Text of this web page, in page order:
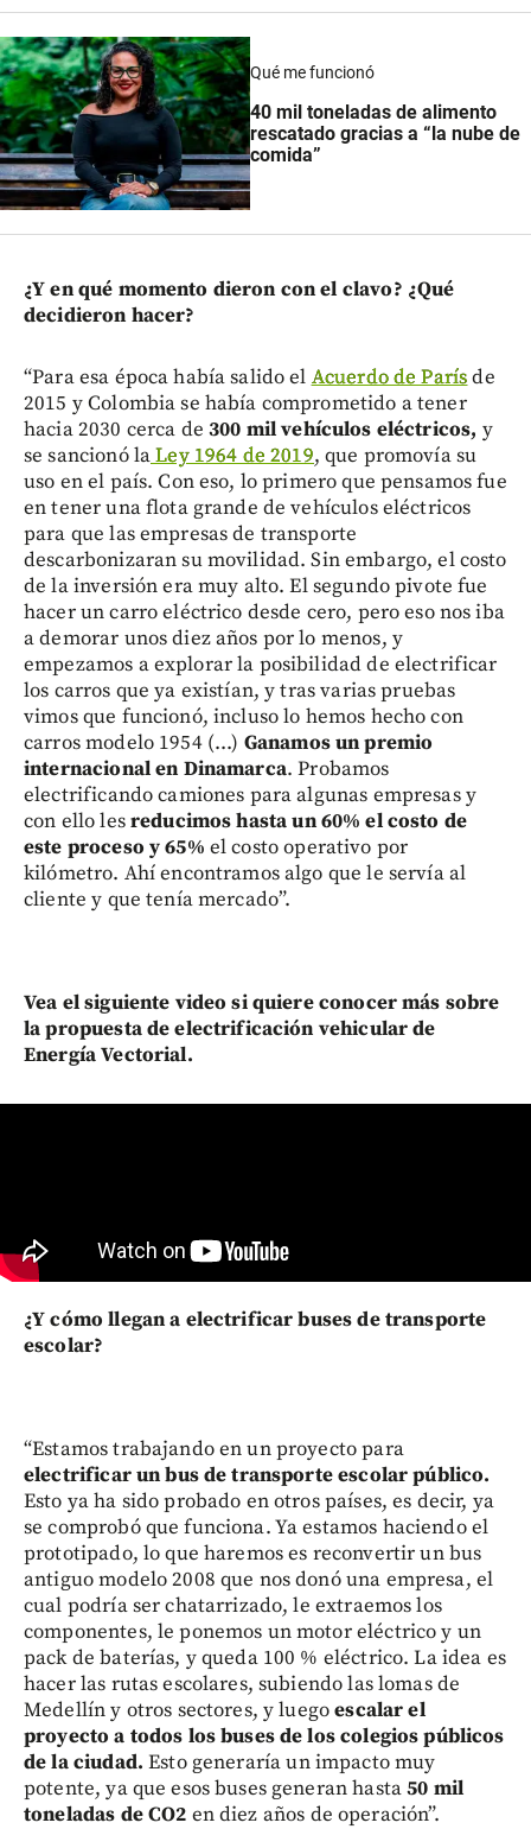
Qué me funcionó
40 mil toneladas de alimento
rescatado gracias a “la nube de
comida”
¿Y en qué momento dieron con el clavo? ¿Qué
decidieron hacer?
“Para esa época había salido el Acuerdo de Parísde
2015 y Colombia se había comprometido a tener
hacia 2030 cerca de 300 mil vehículos eléctricos, y
se sancionó laLey 1964 de 2019, que promovía su
uso en el país. Con eso, lo primero que pensamos fue
en tener una flota grande de vehículos eléctricos
para que las empresas de transporte
descarbonizaran su movilidad. Sin embargo, el costo
de la inversión era muy alto. El segundo pivote fue
hacer un carro eléctrico desde cero, pero eso nos iba
a demorar unos diez años por lo menos, y
empezamos a explorar la posibilidad de electrificar
los carros que ya existían, y tras varias pruebas
vimos que funcionó, incluso lo hemos hecho con
carros modelo 1954 (...) Ganamos un premio
internacional en Dinamarca. Probamos
electrificando camiones para algunas empresas y
con ello lesreducimos hasta un 60% el costo de
este proceso y 65% el costo operativo por
kilómetro. Ahí encontramos algo que le servía al
cliente y que tenía mercado”.
Vea el siguiente video si quiere conocer más sobre
la propuesta de electrificación vehicular de
Energía Vectorial.
¿Y cómo llegan a electrificar buses de transporte
escolar?
“Estamos trabajando en un proyecto para
electrificar un bus de transporte escolar público.
Esto ya ha sido probado en otros países, es decir, ya
se comprobó que funciona. Ya estamos haciendo el
prototipado, lo que haremos es reconvertir un bus
antiguo modelo 2008 que nos donó una empresa, el
cual podría ser chatarrizado, le extraemos los
componentes, le ponemos un motor eléctrico y un
pack de baterías, y queda 100 % eléctrico. La idea es
hacer las rutas escolares, subiendo las lomas de
Medellín y otros sectores, y luegoescalar el
proyecto a todos los buses de los colegios públicos
de la ciudad.Esto generaría un impacto muy
potente, ya que esos buses generan hasta50 mil
toneladas de CO2 en diez años de operación”.